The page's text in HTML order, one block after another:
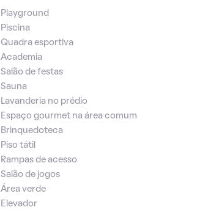
Playground
Piscina
Quadra esportiva
Academia
Salão de festas
Sauna
Lavanderia no prédio
Espaço gourmet na área comum
Brinquedoteca
Piso tátil
Rampas de acesso
Salão de jogos
Área verde
Elevador